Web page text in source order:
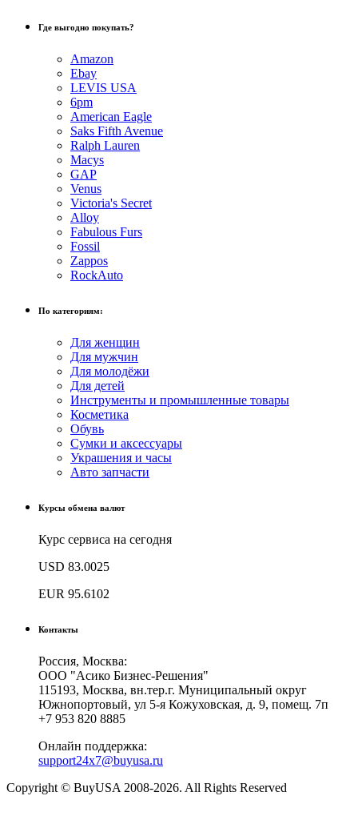
Где выгодно покупать?
Amazon
Ebay
LEVIS USA
6pm
American Eagle
Saks Fifth Avenue
Ralph Lauren
Macys
GAP
Venus
Victoria's Secret
Alloy
Fabulous Furs
Fossil
Zappos
RockAuto
По категориям:
Для женщин
Для мужчин
Для молодёжи
Для детей
Инструменты и промышленные товары
Косметика
Обувь
Сумки и аксессуары
Украшения и часы
Авто запчасти
Курсы обмена валют
Курс сервиса на сегодня
USD 83.0025
EUR 95.6102
Контакты
Россия, Москва:
ООО "Асико Бизнес-Решения"
115193, Москва, вн.тер.г. Муниципальный округ
Южнопортовый, ул 5-я Кожуховская, д. 9, помещ. 7п
+7 953 820 8885
Онлайн поддержка:
support24x7@buyusa.ru
Copyright © BuyUSA 2008-2026. All Rights Reserved